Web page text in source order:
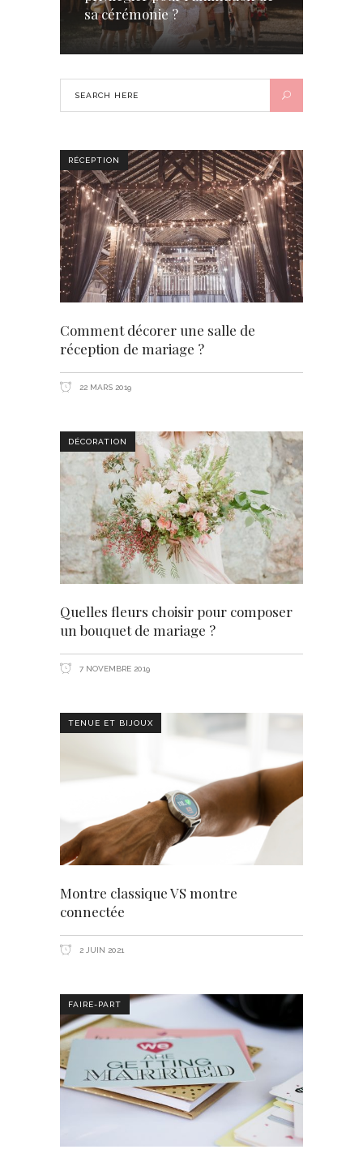
sa cérémonie ?
RÉCEPTION
Comment décorer une salle de
réception de mariage ?
22 MARS 2019
DÉCORATION
Quelles fleurs choisir pour composer
un bouquet de mariage ?
7 NOVEMBRE 2019
TENUE ET BIJOUX
Montre classique VS montre
connectée
2 JUIN 2021
FAIRE-PART